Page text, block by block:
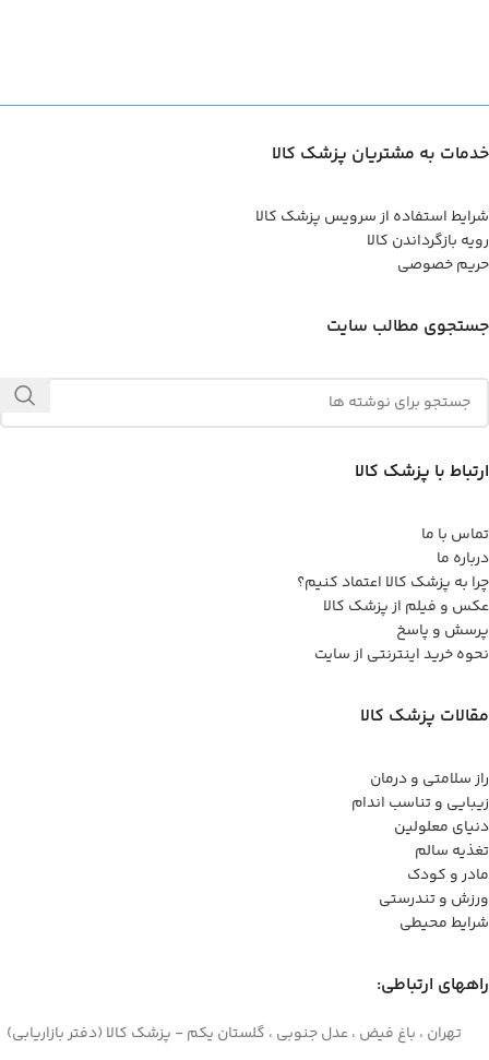
خدمات به مشتریان پزشک کالا
شرایط استفاده از سرویس پزشک کالا
رویه بازگرداندن کالا
حریم خصوصی
جستجوی مطالب سایت
ارتباط با پزشک کالا
تماس با ما
درباره ما
چرا به پزشک کالا اعتماد کنیم؟
عکس و فیلم از پزشک کالا
پرسش و پاسخ
نحوه خرید اینترنتی از سایت
مقالات پزشک کالا
راز سلامتی و درمان
زیبایی و تناسب اندام
دنیای معلولین
تغذیه سالم
مادر و کودک
ورزش و تندرستی
شرایط محیطی
راههای ارتباطی:
تهران ، باغ فیض ، عدل جنوبی ، گلستان یکم - پزشک کالا (دفتر بازاریابی)